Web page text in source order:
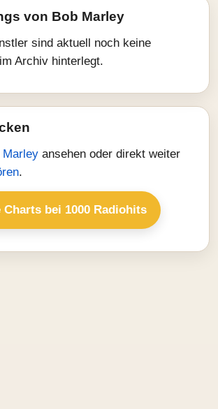
von Bob Marley
sind aktuell noch keine
Archiv hinterlegt.
Marley ansehen oder direkt weiter
.
Charts bei 1000 Radiohits